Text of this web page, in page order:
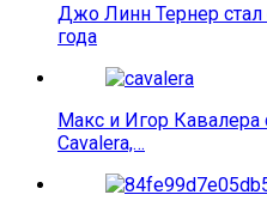
Джо Линн Тернер стал
года
Макс и Игор Кавалера
Cavalera,…